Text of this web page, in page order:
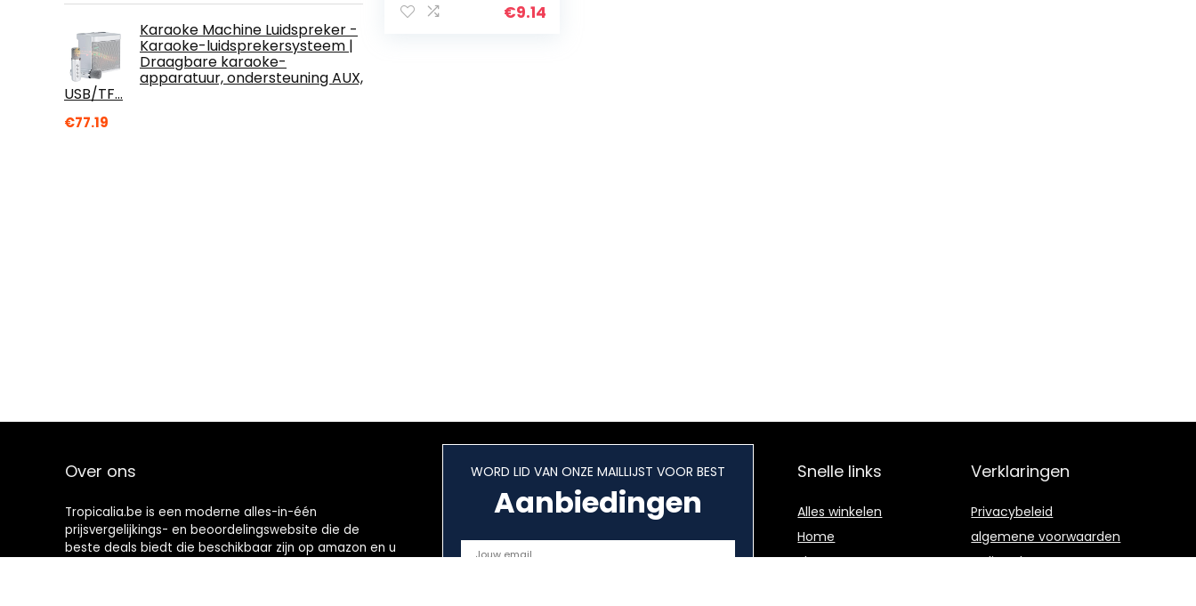
Karaoke Machine Luidspreker -
Karaoke-luidsprekersysteem |
Draagbare karaoke-
apparatuur, ondersteuning AUX,
USB/TF…
€77.19
muziek bord
€9.14
Over ons
Tropicalia.be is een moderne alles-in-één
prijsvergelijkings- en beoordelingswebsite die de
beste deals biedt die beschikbaar zijn op amazon en u
WORD LID VAN ONZE MAILLIJST VOOR BEST
Aanbiedingen
Snelle links
Alles winkelen
Home
Blogs
Verklaringen
Privacybeleid
algemene voorwaarden
Gelieerde